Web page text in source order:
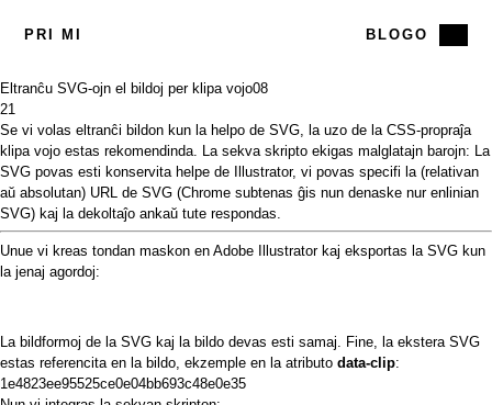
PRI MI BLOGO
Eltranĉu SVG-ojn el bildoj per klipa vojo08
21
Se vi volas eltranĉi bildon kun la helpo de SVG, la uzo de la CSS-propraĵa
klipa vojo estas rekomendinda. La sekva skripto ekigas malglatajn barojn: La
SVG povas esti konservita helpe de Illustrator, vi povas specifi la (relativan
aŭ absolutan) URL de SVG (Chrome subtenas ĝis nun denaske nur enlinian
SVG) kaj la dekoltaĵo ankaŭ tute respondas.
Unue vi kreas tondan maskon en Adobe Illustrator kaj eksportas la SVG kun
la jenaj agordoj:
La bildformoj de la SVG kaj la bildo devas esti samaj. Fine, la ekstera SVG
estas referencita en la bildo, ekzemple en la atributo data-clip:
1e4823ee95525ce0e04bb693c48e0e35